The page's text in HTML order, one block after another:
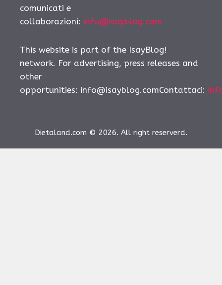
comunicati e
collaborazioni: info@isayblog.com
This website is part of the IsayBlog!
network. For advertising, press releases and
other
opportunities: info@isayblog.comContattaci:
Dietaland.com © 2026. All right reserverd.